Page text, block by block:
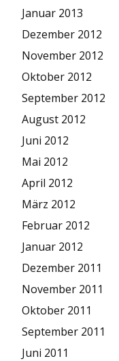
Januar 2013
Dezember 2012
November 2012
Oktober 2012
September 2012
August 2012
Juni 2012
Mai 2012
April 2012
März 2012
Februar 2012
Januar 2012
Dezember 2011
November 2011
Oktober 2011
September 2011
Juni 2011